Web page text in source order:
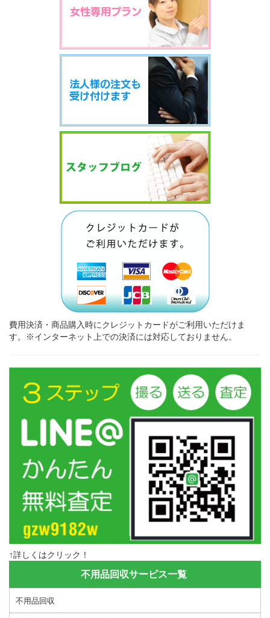
費用決済・商品購入時にクレジットカードがご利用いただけま
す。※インターネット上での決済には対応しておりません。
↑詳しくはクリック！
不用品回収サービス一覧
不用品回収